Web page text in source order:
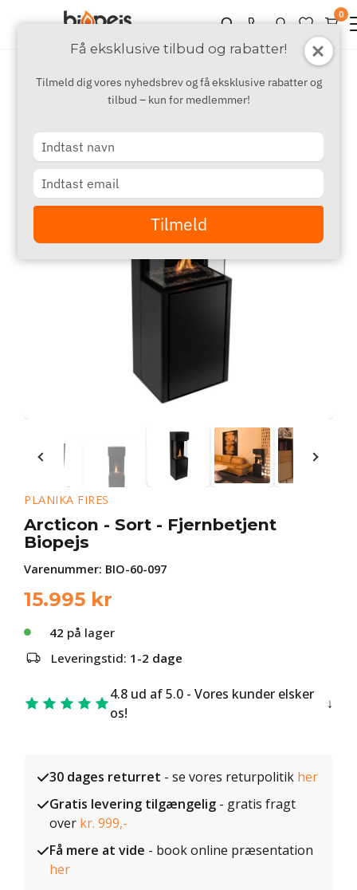
Få eksklusive tilbud og rabatter!
Tilmeld dig vores nyhedsbrev og få eksklusive rabatter og
tilbud – kun for medlemmer!
Type
your
name
Type
your
email
Tilmeld
0
PLANIKA FIRES
Arcticon - Sort - Fjernbetjent
Biopejs
Varenummer: BIO-60-097
15.995 kr
42 på lager
Leveringstid: 1-2 dage
4.8 ud af 5.0 - Vores kunder elsker
os!
30 dages returret - se vores returpolitik her
Gratis levering tilgængelig - gratis fragt
over kr. 999,-
Få mere at vide - book online præsentation
her